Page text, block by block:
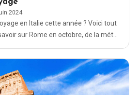
2024
en Italie cette année ? Voici tout
sur Rome en octobre, de la météo